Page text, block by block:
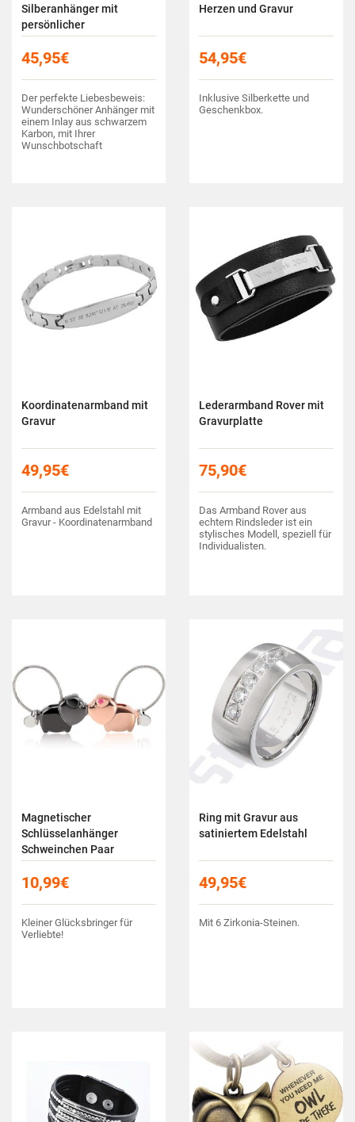
Silberanhänger mit
persönlicher
Wunschgravur
45,95€
Der perfekte Liebesbeweis:
Wunderschöner Anhänger mit
einem Inlay aus schwarzem
Karbon, mit Ihrer
Wunschbotschaft
Herzen und Gravur
54,95€
Inklusive Silberkette und
Geschenkbox.
Koordinatenarmband mit
Gravur
49,95€
Armband aus Edelstahl mit
Gravur - Koordinatenarmband
Lederarmband Rover mit
Gravurplatte
75,90€
Das Armband Rover aus
echtem Rindsleder ist ein
stylisches Modell, speziell für
Individualisten.
Magnetischer
Schlüsselanhänger
Schweinchen Paar
10,99€
Kleiner Glücksbringer für
Verliebte!
Ring mit Gravur aus
satiniertem Edelstahl
49,95€
Mit 6 Zirkonia-Steinen.